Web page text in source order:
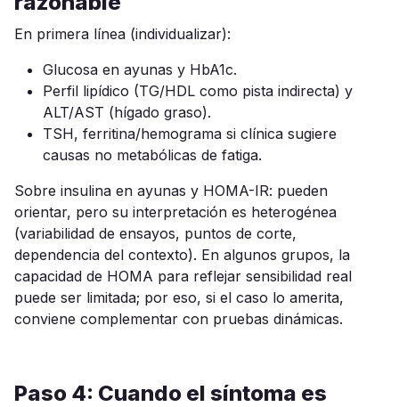
En primera línea (individualizar):
Glucosa en ayunas y HbA1c.
Perfil lipídico (TG/HDL como pista indirecta) y
ALT/AST (hígado graso).
TSH, ferritina/hemograma si clínica sugiere
causas no metabólicas de fatiga.
Sobre insulina en ayunas y HOMA-IR: pueden
orientar, pero su interpretación es heterogénea
(variabilidad de ensayos, puntos de corte,
dependencia del contexto). En algunos grupos, la
capacidad de HOMA para reflejar sensibilidad real
puede ser limitada; por eso, si el caso lo amerita,
conviene complementar con pruebas dinámicas.
Paso 4: Cuando el síntoma es